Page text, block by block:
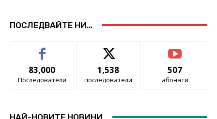
ПОСЛЕДВАЙТЕ НИ...
83,000
Последователи
1,538
последователи
507
абонати
НАЙ-НОВИТЕ НОВИНИ